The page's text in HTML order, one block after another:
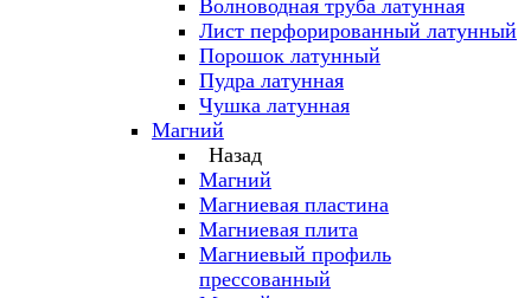
Волноводная труба латунная
Лист перфорированный латунный
Порошок латунный
Пудра латунная
Чушка латунная
Магний
Назад
Магний
Магниевая пластина
Магниевая плита
Магниевый профиль
прессованный